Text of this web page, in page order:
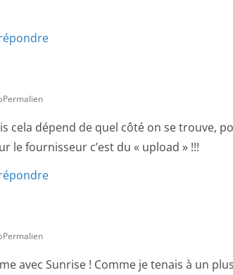
Permalien
cela dépend de quel côté on se trouve,
le fournisseur c’est du « upload » !!!
Permalien
avec Sunrise ! Comme je tenais à un